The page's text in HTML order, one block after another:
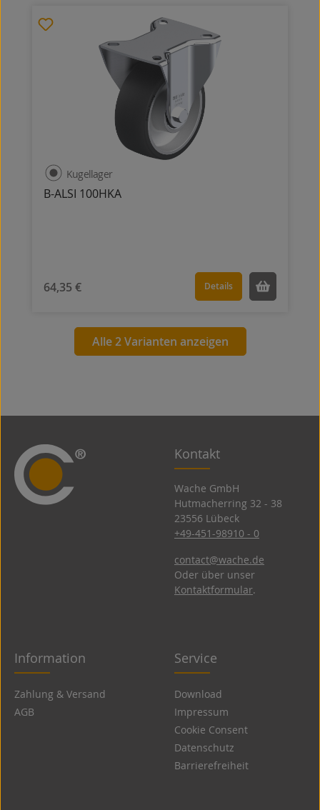
B-ALSI 100HKA
Kugellager
64,35 € Details
Alle 2 Varianten anzeigen
Kontakt
Wache GmbH
Hutmacherring 32 ­- 38
23556 Lübeck
+49-451-98910 - 0
contact@wache.de
Oder über unser
Kontaktformular.
Information
Zahlung & Versand
AGB
Service
Download
Impressum
Cookie Consent
Datenschutz
Barrierefreiheit